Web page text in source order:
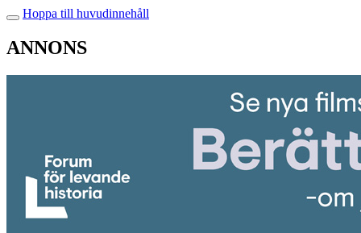
Hoppa till huvudinnehåll
ANNONS